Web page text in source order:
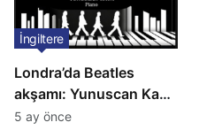
Londra’da Beatles
akşamı: Yunuscan Kaya
klasik yorumuyla
İngiltere
5 ay önce